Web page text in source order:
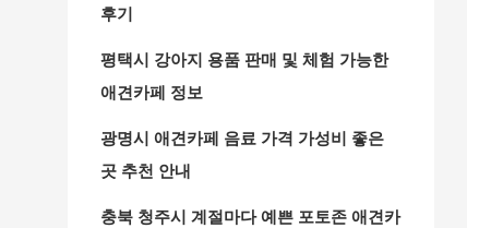
후기
평택시 강아지 용품 판매 및 체험 가능한
애견카페 정보
광명시 애견카페 음료 가격 가성비 좋은
곳 추천 안내
충북 청주시 계절마다 예쁜 포토존 애견카